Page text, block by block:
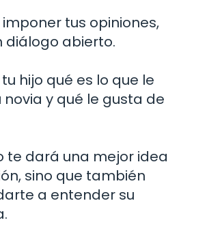
imponer tus opiniones,
diálogo abierto.
hijo qué es lo que le
y qué le gusta de
te dará una mejor idea
sino que también
a entender su